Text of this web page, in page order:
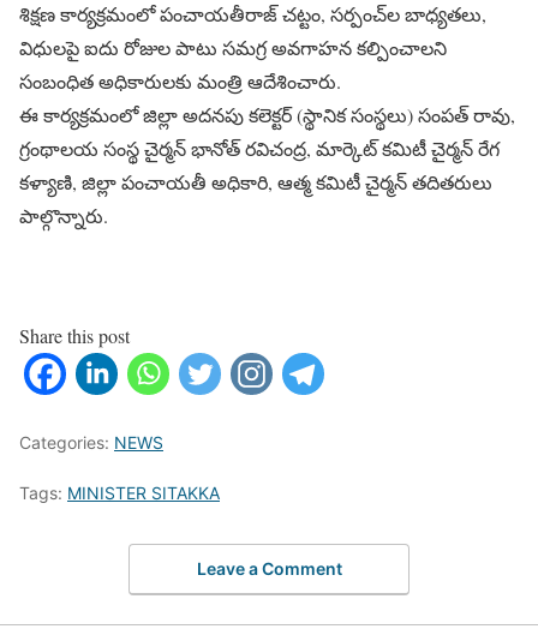
శిక్షణ కార్యక్రమంలో పంచాయతీరాజ్ చట్టం, సర్పంచ్‌ల బాధ్యతలు,
విధులపై ఐదు రోజుల పాటు సమగ్ర అవగాహన కల్పించాలని
సంబంధిత అధికారులకు మంత్రి ఆదేశించారు.
ఈ కార్యక్రమంలో జిల్లా అదనపు కలెక్టర్ (స్థానిక సంస్థలు) సంపత్ రావు,
గ్రంథాలయ సంస్థ చైర్మన్ భానోత్ రవిచంద్ర, మార్కెట్ కమిటీ చైర్మన్ రేగ
కళ్యాణి, జిల్లా పంచాయతీ అధికారి, ఆత్మ కమిటీ చైర్మన్ తదితరులు
పాల్గొన్నారు.
Share this post
Categories: NEWS
Tags: MINISTER SITAKKA
Leave a Comment